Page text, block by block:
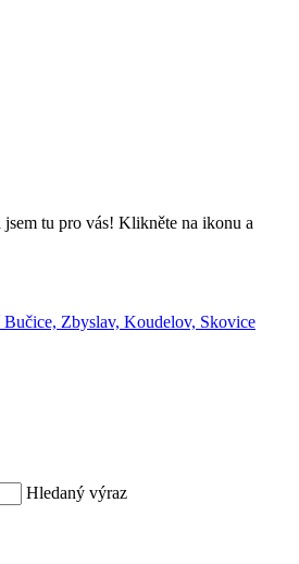
tu pro vás! Klikněte na ikonu a
Zbyslav, Koudelov, Skovice
Hledaný výraz